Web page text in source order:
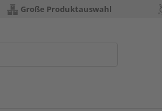
Große Produktauswahl